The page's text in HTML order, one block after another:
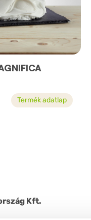
Termék adatlap
Kft.